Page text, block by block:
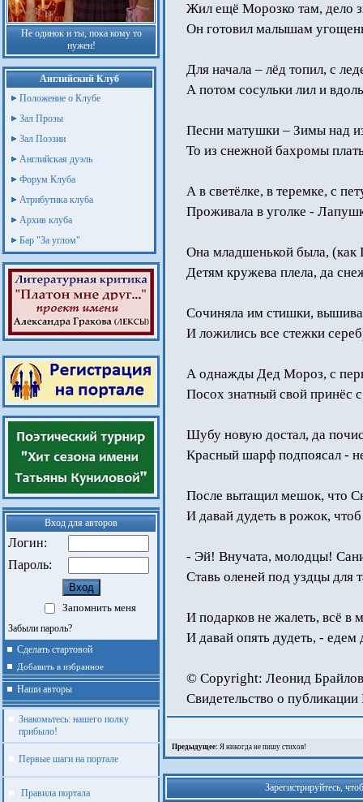
Не одинок и ты, пока кому то
нужен!
Английский Клуб
Положение о Клубе
Зал Прозы
Зал Поэзии
Английская дуэль
Форум Клуба
Атрибутика клуба
Архив клуба
Бар "За углом"
Вход для авторов
Логин:
Пароль:
Запомнить меня
Забыли пароль?
Сделать стартовой
Добавить в избранное
Наши авторы
Знакомьтесь: нашего полку
прибыло!
Первые шаги на портале
Правила портала
Жил ещё Морозко там, дело
Он готовил малышам
Для начала – лёд топил, с
А потом сосульки лил и
Песни матушки – Зимы над
То из снежной бахромы
А в светёлке, в теремке, с
Проживала в уголке -
Она младшенькой была, (как
Детям кружева плела, да
Сочиняла им стишки,
И ложились все стежки
А однажды Дед Мороз, с
Посох знатный свой принёс
Шубу новую достал, да
Красный шарф подпоясал -
После вытащил мешок, что
И давай дудеть в рожок,
- Эй! Внучата, молодцы!
Ставь оленей под уздцы для
И подарков не жалеть, всё в
И давай опять дудеть, - едем
© Copyright: Леонид
Свидетельство о
Предыдущее: Я никогда не пишу стихов!
Зарегистрируйтесь,